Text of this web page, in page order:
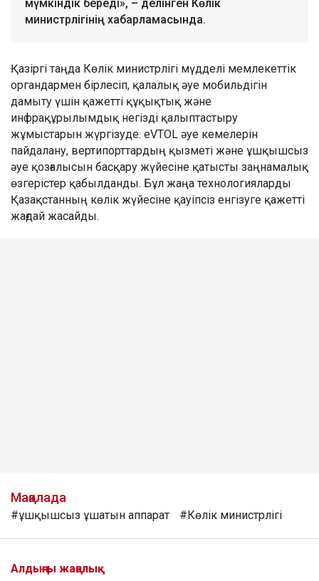
мүмкіндік береді», – делінген Көлік
министрлігінің хабарламасында.
Қазіргі таңда Көлік министрлігі мүдделі мемлекеттік
органдармен бірлесіп, қалалық әуе мобильдігін
дамыту үшін қажетті құқықтық және
инфрақұрылымдық негізді қалыптастыру
жұмыстарын жүргізуде. eVTOL әуе кемелерін
пайдалану, вертипорттардың қызметі және ұшқышсыз
әуе қозғалысын басқару жүйесіне қатысты заңнамалық
өзгерістер қабылданды. Бұл жаңа технологияларды
Қазақстанның көлік жүйесіне қауіпсіз енгізуге қажетті
жағдай жасайды.
Мақалада
#ұшқышсыз ұшатын аппарат #Көлік министрлігі
Алдыңғы жаңалық